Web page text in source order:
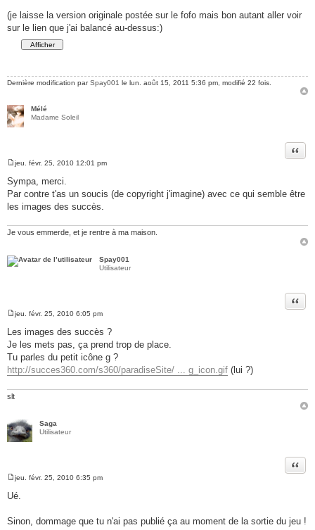
(je laisse la version originale postée sur le fofo mais bon autant aller voir
sur le lien que j'ai balancé au-dessus:)
Dernière modification parSpay001 le lun. août 15, 2011 5:36 pm, modifié 22 fois.
Mélé
Madame Soleil
Citer
M
s
s
g
jeu. févr. 25, 2010 12:01 pm
Sympa, merci.
Par contre t'as un soucis (de copyright j'imagine) avec ce qui semble être
les images des succès.
Je vous emmerde, et je rentre à ma maison.
Spay001
Utilisateur
Citer
M
s
s
g
e
jeu. févr. 25, 2010 6:05 pm
Les images des succès ?
Je les mets pas, ça prend trop de place.
Tu parles du petit icône g ?
http://succes360.com/s360/paradiseSite/ ... g_icon.gif (lui ?)
slt
Saga
Utilisateur
Citer
M
e
s
g
jeu. févr. 25, 2010 6:35 pm
Ué.
Sinon, dommage que tu n'ai pas publié ça au moment de la sortie du jeu !